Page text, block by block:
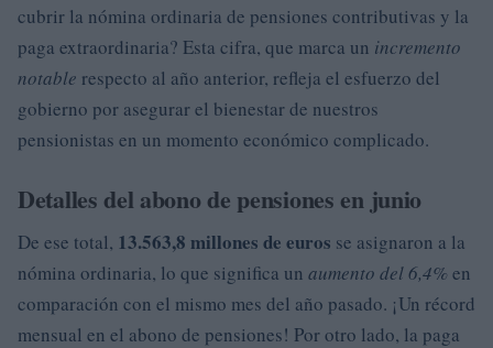
cubrir la nómina ordinaria de pensiones contributivas y la
paga extraordinaria? Esta cifra, que marca un incremento
notable respecto al año anterior, refleja el esfuerzo del
gobierno por asegurar el bienestar de nuestros
pensionistas en un momento económico complicado.
Detalles del abono de pensiones en junio
De ese total, 13.563,8 millones de euros se asignaron a la
nómina ordinaria, lo que significa un aumento del 6,4% en
comparación con el mismo mes del año pasado. ¡Un récord
mensual en el abono de pensiones! Por otro lado, la paga